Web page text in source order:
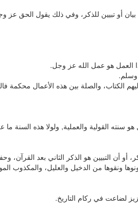
أو تبيين للذكر، وفي ذلك يقول الحق عز
العمل هو عمل الله عز وجل.
وسلم.
الكتاب، والصلة بين هذه الأعمال محكمة
سنته القولية والعملية, ولولا هذه السنة
أو أن التبيين هو الذكر الثاني بعد
ونقوها من الدخيل والعليل، والمكذوب
لضاعت في ركام التاريخ.